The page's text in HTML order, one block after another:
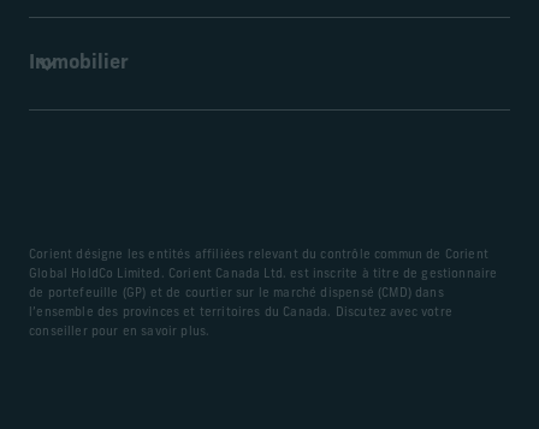
En savoir plus
Un accompagnement complet en matière de financement
par emprunt, couvrant différents types de prêts et des
Immobilier
Corient désigne les entités affiliées relevant du contrôle commun de Corient
Global HoldCo Limited. Corient Canada Ltd. est inscrite à titre de gestionnaire
de portefeuille (GP) et de courtier sur le marché dispensé (CMD) dans
l’ensemble des provinces et territoires du Canada. Discutez avec votre
conseiller pour en savoir plus.